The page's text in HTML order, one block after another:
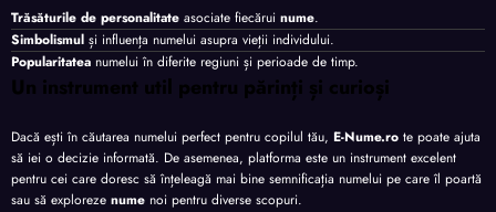
Trăsăturile de personalitate asociate fiecărui nume.
Simbolismul și influența numelui asupra vieții individului.
Popularitatea numelui în diferite regiuni și perioade de timp.
Un instrument util pentru părinți și curioși
Dacă ești în căutarea numelui perfect pentru copilul tău, E-Nume.ro te poate ajuta
să iei o decizie informată. De asemenea, platforma este un instrument excelent
pentru cei care doresc să înțeleagă mai bine semnificația numelui pe care îl poartă
sau să exploreze nume noi pentru diverse scopuri.